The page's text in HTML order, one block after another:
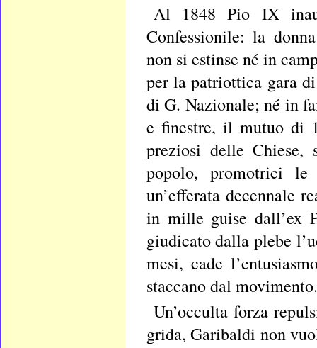
Al 1848 Pio IX
Confessionile: la
non si estinse né in
per la patriottica gara
di G. Nazionale; né in
e finestre, il mutuo di
preziosi delle
popolo, promotrici
un’efferata decennale
in mille guise dall’ex
giudicato dalla plebe
mesi, cade
staccano dal movimento.
Un’occulta forza
grida, Garibaldi non